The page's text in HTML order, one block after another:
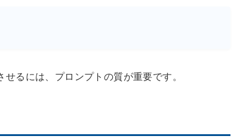
るには、プロンプトの質が重要です。